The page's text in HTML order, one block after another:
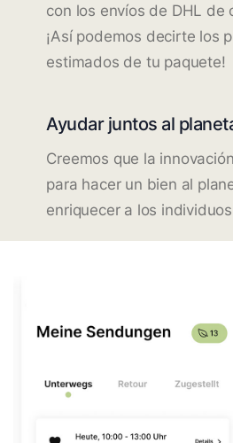
con los envíos de DHL de
¡Así podemos decirte los
estimados de tu paquete!
Ayudar juntos al
Creemos que la
para hacer un bien al
enriquecer a los